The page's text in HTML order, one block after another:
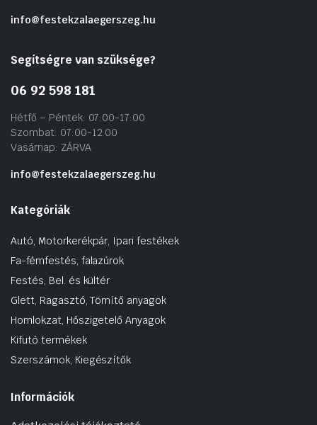
info@festekzalaegerszeg.hu
Segítségre van szüksége?
06 92 598 181
Hétfő – Péntek: 07:00-17:00
Szombat: 07:00-12:00
Vasárnap: ZÁRVA
info@festekzalaegerszeg.hu
Kategóriák
Autó, Motorkerékpár, Ipari festékek
Fa-fémfestés, falazúrok
Festés, Bel. és kültér
Glett, Ragasztó, Tömítő anyagok
Homlokzat, Hőszigetelő Anyagok
Kifutó termékek
Szerszámok, Kiegészítők
Információk